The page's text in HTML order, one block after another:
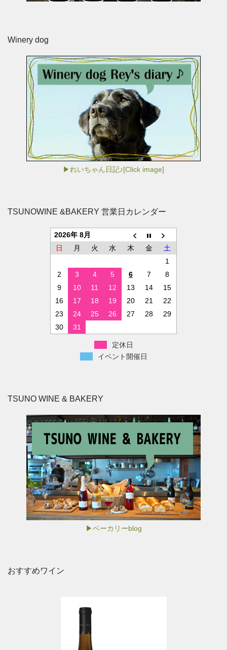
Winery dog
▶れいちゃん日記♪[Click image]
TSUNOWINE &BAKERY 営業日カレンダー
2026年 8月
日
月 火 水 木 金
土
1
2
3 4 5 6 7
8
9
10 11 12 13 14
15
16
17 18 19 20 21
22
23
24 25 26 27 28
29
30
31
定休日
イベント開催日
TSUNO WINE & BAKERY
▶ベーカリーblog
おすすめワイン